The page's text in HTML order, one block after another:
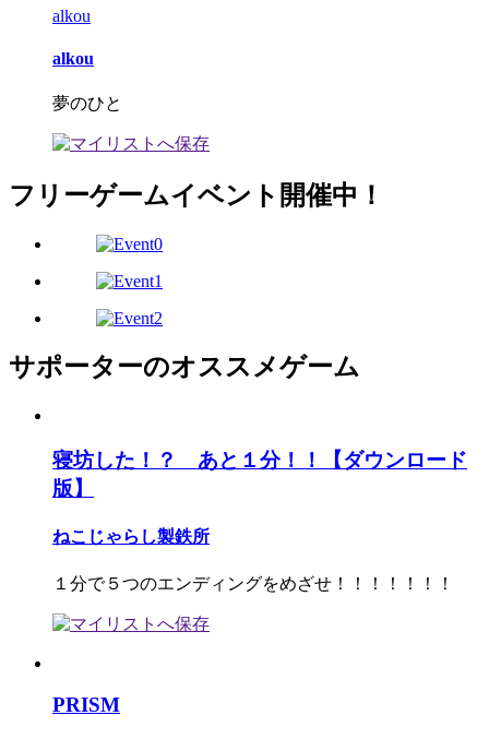
alkou
alkou
夢のひと
フリーゲームイベント開催中！
サポーターのオススメゲーム
寝坊した！？ あと１分！！【ダウンロード
版】
ねこじゃらし製鉄所
１分で５つのエンディングをめざせ！！！！！！！
PRISM